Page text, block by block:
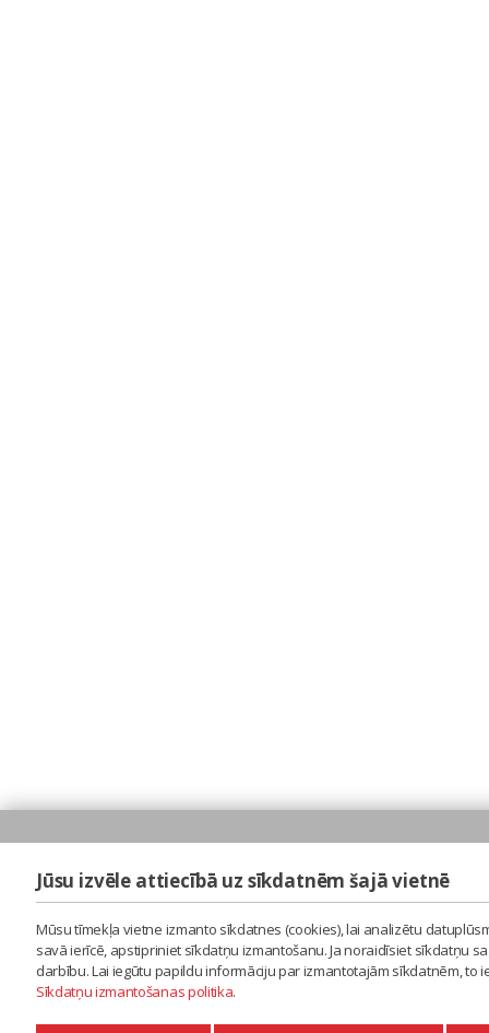
Jūsu izvēle attiecībā uz sīkdatnēm šajā vietnē
Mūsu tīmekļa vietne izmanto sīkdatnes (cookies), lai analizētu
savā ierīcē, apstipriniet sīkdatņu izmantošanu. Ja noraidīsiet sīkdatņu
darbību. Lai iegūtu papildu informāciju par izmantotajām sīkdatnēm,
Sīkdatņu izmantošanas politika.